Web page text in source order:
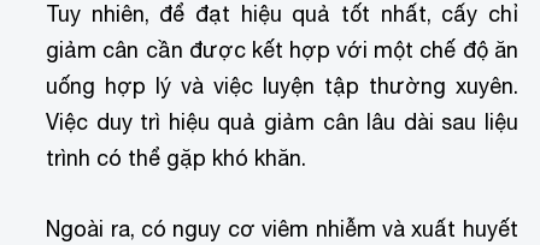
Tuy nhiên, để đạt hiệu quả tốt nhất, cấy chỉ
giảm cân cần được kết hợp với một chế độ ăn
uống hợp lý và việc luyện tập thường xuyên.
Việc duy trì hiệu quả giảm cân lâu dài sau liệu
trình có thể gặp khó khăn.
Ngoài ra, có nguy cơ viêm nhiễm và xuất huyết